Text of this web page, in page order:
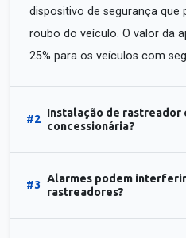
dispositivo de segurança
roubo do veículo. O valor da
25% para os veículos com
#2
Instalação de rastreador
concessionária?
#3
Alarmes podem
rastreadores?